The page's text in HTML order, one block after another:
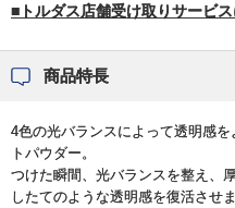
■トルダス店舗受け取りサービ
商品特長
4色の光バランスによって透明感
トパウダー。
つけた瞬間、光バランスを整え、
したてのような透明感を復活させま